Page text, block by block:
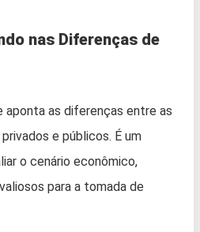
nas Diferenças de
aponta as diferenças entre as
e públicos. É um
o cenário econômico,
para a tomada de